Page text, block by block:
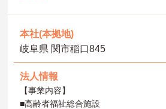
本社(本拠地)
岐阜県 関市稲口845
法人情報
【事業内容】
■高齢者福祉総合施設